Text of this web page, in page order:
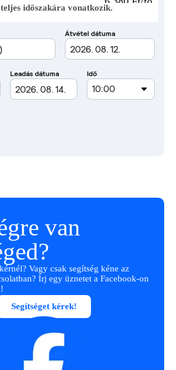
időszakára vonatkozik.
van
Vagy csak segítség kéne az
Írj egy üznetet a Facebook-on
Segítséget kérek!